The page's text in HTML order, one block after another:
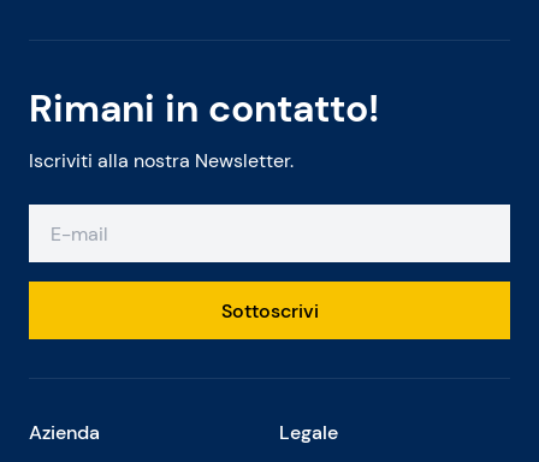
Rimani in contatto!
Iscriviti alla nostra Newsletter.
Sottoscrivi
Azienda Legale